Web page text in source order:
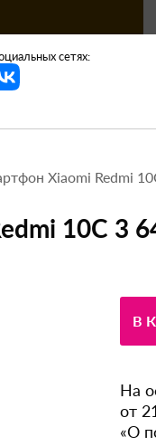
сетях:
Xiaomi Redmi
10C 3
В
На
от
«О